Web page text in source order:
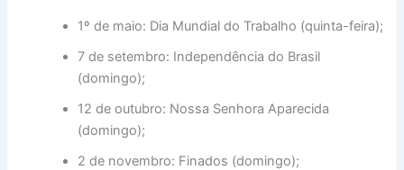
1º de maio: Dia Mundial do Trabalho (quinta-feira);
7 de setembro: Independência do Brasil
(domingo);
12 de outubro: Nossa Senhora Aparecida
(domingo);
2 de novembro: Finados (domingo);